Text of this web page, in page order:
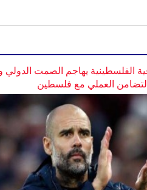
الفلسطينية يهاجم الصمت الدولي
التضامن العملي مع فلسطين